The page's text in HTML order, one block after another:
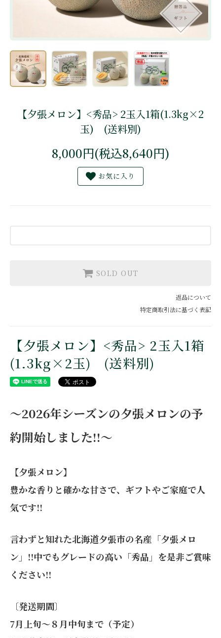
【夕張メロン】<秀品> 2玉入1箱(1.3kg×2
玉) (送料別)
8,000円(税込8,640円)
お気に入り
SOLD OUT
返品について
特定商取引法に基づく表記
【夕張メロン】<秀品> 2玉入1箱
(1.3kg×2玉) (送料別)
～2026年シーズンの夕張メロンの予
約開始しました!!～
【夕張メロン】
豊かな香りと確かな甘さで、ギフトやご家庭で人
気です!!
言わずと知れた北海道夕張市の名産「夕張メロ
ン」!!中でもグレードの高い「秀品」を是非ご賞味
ください!!
〔発送期間〕
7月上旬～８月中旬まで（予定）